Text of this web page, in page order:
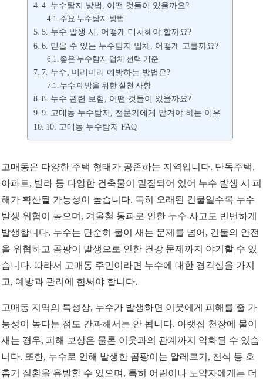
4. 누수탐지 방법, 어떤 것들이 있을까요?
주요 누수탐지 방법
5. 누수 발생 시, 어떻게 대처해야 할까요?
6. 믿을 수 있는 누수탐지 업체, 어떻게 고를까요?
좋은 누수탐지 업체 선택 기준
7. 누수, 미리미리 예방하는 방법은?
누수 예방을 위한 실천 사항
8. 누수 관련 보험, 어떤 것들이 있을까요?
9. 고매동 누수탐지, 전문가에게 맡겨야 하는 이유
10. 고매동 누수탐지 FAQ
고매동은 다양한 주택 형태가 공존하는 지역입니다. 단독주택,
아파트, 빌라 등 다양한 건축물이 밀집되어 있어 누수 발생 시 피
해가 확산될 가능성이 높습니다. 특히 오래된 건물일수록 누수
발생 위험이 높으며, 겨울철 동파로 인한 누수 사고도 빈번하게
발생합니다. 누수는 단순히 물이 새는 문제를 넘어, 건물의 안전
을 위협하고 곰팡이 발생으로 인한 건강 문제까지 야기할 수 있
습니다. 따라서 고매동 주민이라면 누수에 대한 경각심을 가지
고, 예방과 관리에 힘써야 합니다.
고매동 지역의 특성상, 누수가 발생하면 이웃에게 피해를 줄 가
능성이 높다는 점도 간과해서는 안 됩니다. 아랫집 천장에 물이
새는 경우, 피해 보상은 물론 이웃과의 관계까지 악화될 수 있습
니다. 또한, 누수로 인해 발생한 곰팡이는 알레르기, 천식 등 호
흡기 질환을 유발할 수 있으며, 특히 어린이나 노약자에게는 더